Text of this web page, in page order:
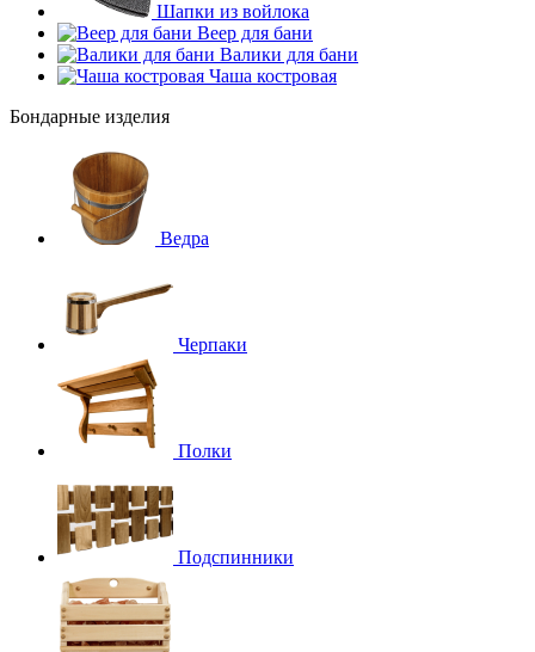
Шапки из войлока
Веер для бани
Валики для бани
Чаша костровая
Бондарные изделия
Ведра
Черпаки
Полки
Подспинники